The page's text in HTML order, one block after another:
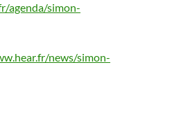
agenda/simon-
news/simon-